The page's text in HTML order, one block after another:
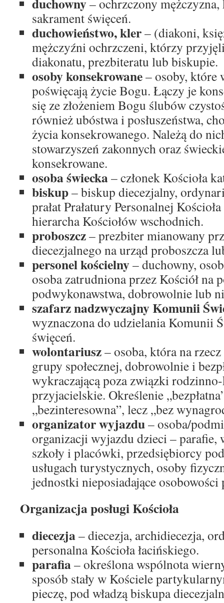
– ochrzczony
sakrament święceń.
duchowieństwo, kler– (diakoni,
mężczyźni ochrzczeni, którzy
diakonatu, prezbiteratu lub biskupie.
osoby konsekrowane– osoby, które
poświęcają życie Bogu. Łączy je
się ze złożeniem Bogu ślubów
również ubóstwa i posłuszeństwa,
życia konsekrowanego. Należą do
stowarzyszeń zakonnych oraz
konsekrowane.
osoba świecka– członek Kościoła
biskup– biskup diecezjalny,
prałat Prałatury Personalnej
hierarcha Kościołów wschodnich.
proboszcz– prezbiter mianowany
diecezjalnego na urząd proboszcza
personel kościelny– duchowny,
osoba zatrudniona przez Kościół na
podwykonawstwa, dobrowolnie lub
szafarz nadzwyczajny Komunii
wyznaczona do udzielania Komunii
święceń.
wolontariusz– osoba, która na
grupy społecznej, dobrowolnie i
wykraczającą poza związki
przyjacielskie. Określenie
„bezinteresowna”, lecz „bez
organizator wyjazdu– osoba/
organizacji wyjazdu dzieci –
szkoły i placówki, przedsiębiorcy
usługach turystycznych, osoby
jednostki nieposiadające osobowości
Organizacja posługi Kościoła
diecezja– diecezja, archidiecezja,
personalna Kościoła łacińskiego.
parafia– określona wspólnota
sposób stały w Kościele
pieczę, pod władzą biskupa